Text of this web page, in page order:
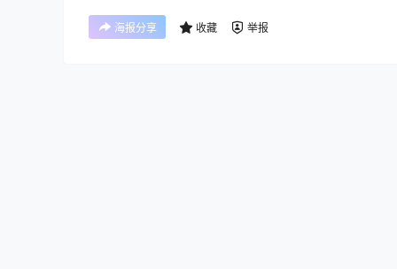
海报分享 收藏 举报